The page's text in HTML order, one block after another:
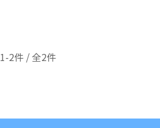
1-2件 / 全2件